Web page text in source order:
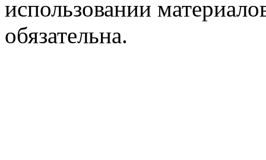
использовании
обязательна.